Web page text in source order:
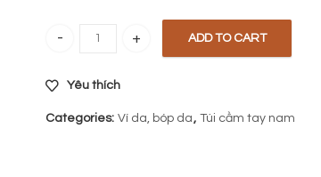
Ví da bò dài 728 quantity
ADD TO CART
Yêu thích
Categories: Ví da, bóp da, Túi cầm tay nam